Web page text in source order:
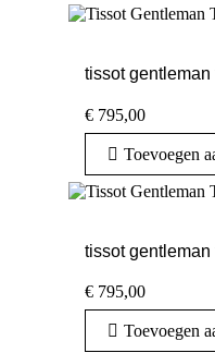
tissot
€ 795,00
Toevoegen
tissot
€ 795,00
Toevoegen